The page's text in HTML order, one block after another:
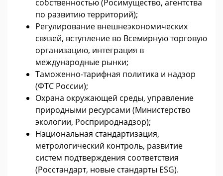
собственностью (Росимущество, агентства
по развитию территорий);
Регулирование внешнеэкономических
связей, вступление во Всемирную торговую
организацию, интеграция в
международные рынки;
Таможенно-тарифная политика и надзор
(ФТС России);
Охрана окружающей среды, управление
природными ресурсами (Министерство
экологии, Росприроднадзор);
Национальная стандартизация,
метрологический контроль, развитие
систем подтверждения соответствия
(Росстандарт, новые стандарты ESG).